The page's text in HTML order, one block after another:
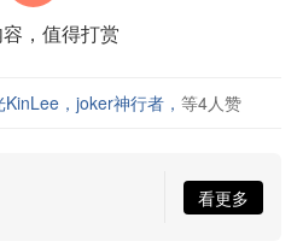
，值得打赏
KinLee ， joker神行者 ， 等4人赞
看更多